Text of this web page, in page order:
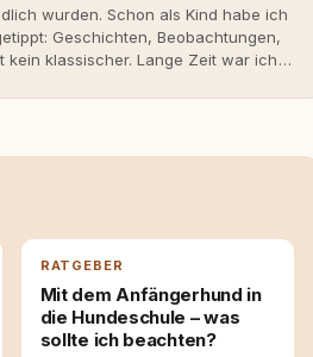
wurden. Schon als Kind habe ich
Geschichten, Beobachtungen,
kein klassischer. Lange Zeit war ich
Hundehaltung funktionieren kann.
auf das grosse Ganze: Welche
sind? Ich glaube, dass Emotionen
Selbstreflexion und
möchte ich genau dazu beitragen.
RATGEBER
Mit dem Anfängerhund in
die Hundeschule – was
sollte ich beachten?